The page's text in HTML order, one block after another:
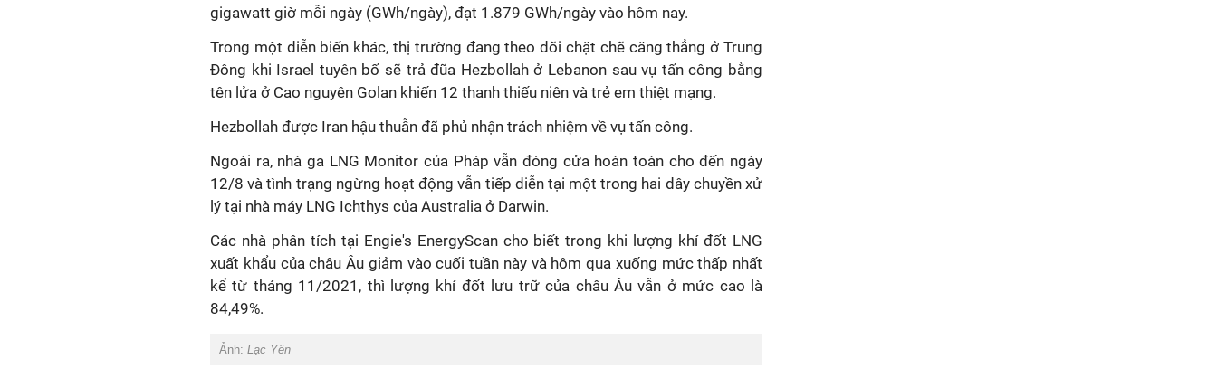
gigawatt giờ mỗi ngày (GWh/ngày), đạt 1.879 GWh/ngày vào hôm nay.
Trong một diễn biến khác, thị trường đang theo dõi chặt chẽ căng thẳng ở Trung
Đông khi Israel tuyên bố sẽ trả đũa Hezbollah ở Lebanon sau vụ tấn công bằng
tên lửa ở Cao nguyên Golan khiến 12 thanh thiếu niên và trẻ em thiệt mạng.
Hezbollah được Iran hậu thuẫn đã phủ nhận trách nhiệm về vụ tấn công.
Ngoài ra, nhà ga LNG Monitor của Pháp vẫn đóng cửa hoàn toàn cho đến ngày
12/8 và tình trạng ngừng hoạt động vẫn tiếp diễn tại một trong hai dây chuyền xử
lý tại nhà máy LNG Ichthys của Australia ở Darwin.
Các nhà phân tích tại Engie's EnergyScan cho biết trong khi lượng khí đốt LNG
xuất khẩu của châu Âu giảm vào cuối tuần này và hôm qua xuống mức thấp nhất
kể từ tháng 11/2021, thì lượng khí đốt lưu trữ của châu Âu vẫn ở mức cao là
84,49%.
Ảnh: Lạc Yên